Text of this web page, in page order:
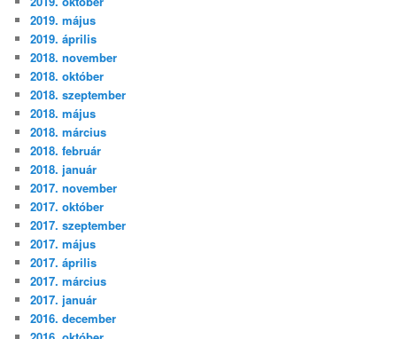
2019. május
2019. április
2018. november
2018. október
2018. szeptember
2018. május
2018. március
2018. február
2018. január
2017. november
2017. október
2017. szeptember
2017. május
2017. április
2017. március
2017. január
2016. december